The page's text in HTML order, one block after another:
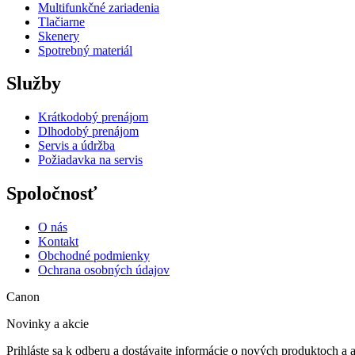
Multifunkčné zariadenia
Tlačiarne
Skenery
Spotrebný materiál
Služby
Krátkodobý prenájom
Dlhodobý prenájom
Servis a údržba
Požiadavka na servis
Spoločnosť
O nás
Kontakt
Obchodné podmienky
Ochrana osobných údajov
Canon
Novinky a akcie
Prihláste sa k odberu a dostávajte informácie o nových produktoch a